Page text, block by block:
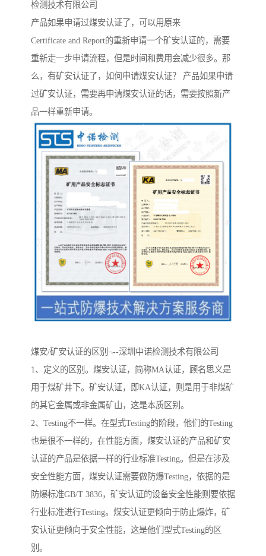
检测技术有限公司
产品如果申请过煤安认证了，可以用原来
Certificate and Report的重新申请一个矿安认证的，需要
重新走一步申请流程，但是时间和费用会减少很多。那
么，有矿安认证了，如何申请煤安认证？ 产品如果申请
过矿安认证，需要再申请煤安认证的话，需要按照新产
品一样重新申请。
煤安/矿安认证的区别¬--深圳中诺检测技术有限公司
1、定义的区别。煤安认证，简称MA认证，顾名思义是
用于煤矿井下。矿安认证，即KA认证，则是用于非煤矿
的其它金属或非金属矿山，这是本质区别。
2、Testing不一样。在型式Testing的阶段，他们的Testing
也是很不一样的，在性能方面，煤安认证的产品和矿安
认证的产品是依据一样的行业标准Testing。但是在涉及
安全性能方面，煤安认证需要做防爆Testing，依据的是
防爆标准GB/T 3836，矿安认证的设备安全性能则要依据
行业标准进行Testing。煤安认证更倾向于防止爆炸，矿
安认证更倾向于安全性能，这是他们型式Testing的区
别。